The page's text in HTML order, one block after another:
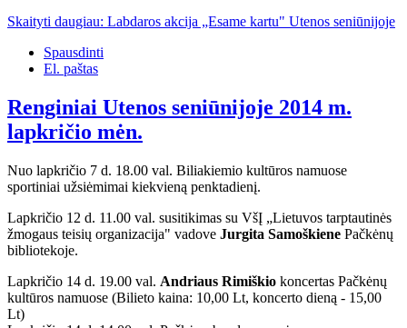
Skaityti daugiau: Labdaros akcija „Esame kartu" Utenos seniūnijoje
Spausdinti
El. paštas
Renginiai Utenos seniūnijoje 2014 m.
lapkričio mėn.
Nuo lapkričio 7 d. 18.00 val. Biliakiemio kultūros namuose
sportiniai užsiėmimai kiekvieną penktadienį.
Lapkričio 12 d. 11.00 val. susitikimas su VšĮ „Lietuvos tarptautinės
žmogaus teisių organizacija" vadove Jurgita Samoškiene Pačkėnų
bibliotekoje.
Lapkričio 14 d. 19.00 val. Andriaus Rimiškio koncertas Pačkėnų
kultūros namuose (Bilieto kaina: 10,00 Lt, koncerto dieną - 15,00
Lt)